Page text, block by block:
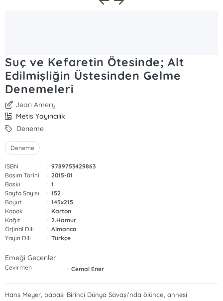
Suç ve Kefaretin Ötesinde; Alt
Edilmişliğin Üstesinden Gelme
Denemeleri
Jean Amery
Metis Yayıncılık
Deneme
Deneme
ISBN : 9789753429863
Basım Tarihi
: 2015-01
Baskı
: 1
Sayfa Sayısı
: 152
Boyut
: 145x215
Kapak
: Karton
Kağıt
: 2.Hamur
Orjinal Dili
: Almanca
Yayın Dili
: Türkçe
Emeği Geçenler
Çevirmen : Cemal Ener
Hans Meyer, babası Birinci Dünya Savaşı'nda ölünce, annesi